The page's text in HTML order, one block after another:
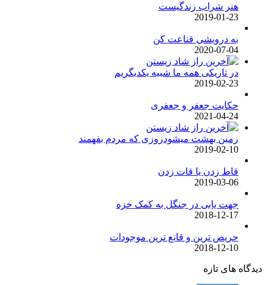
هنر شراب زندگیست
2019-01-23
به درویشی قناعت کن
2020-07-04
در تاریکی همه ما شبیه یکدیگریم
2019-02-23
حکایت جعفر و جعفری
2021-04-24
زمین بهشت میشودروزی که مردم بفهمند
2019-02-10
قاط زدن یا قات زدن
2019-03-06
جهت یابی در جنگل به کمک خزه
2018-12-17
حریص ترین و قانع ترین موجودات
2018-12-10
های تازه